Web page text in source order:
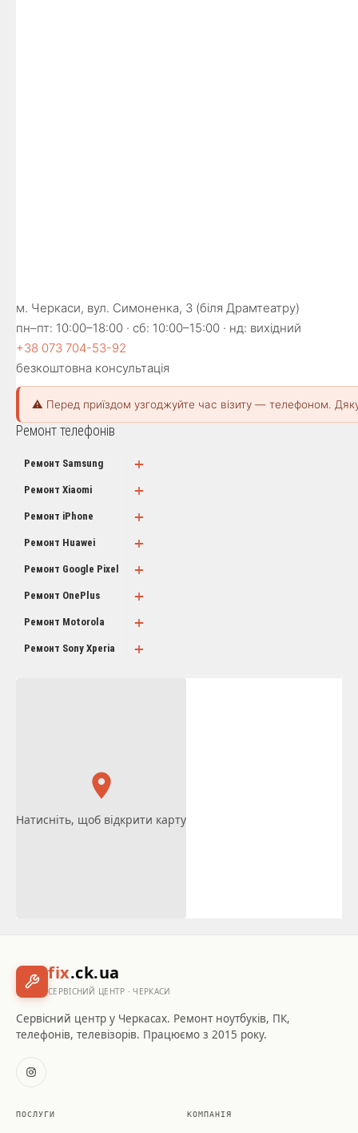
м. Черкаси, вул. Симоненка, 3 (біля Драмтеатру)
пн–пт: 10:00–18:00 · сб: 10:00–15:00 · нд: вихідний
+38 073 704-53-92
безкоштовна консультація
⚠️ Перед приїздом узгоджуйте час візиту — телефоном.
Ремонт телефонів
Ремонт Samsung +
Ремонт Xiaomi +
Ремонт iPhone +
Ремонт Huawei +
Ремонт Google Pixel +
Ремонт OnePlus +
Ремонт Motorola +
Ремонт Sony Xperia +
Натисніть, щоб відкрити карту
fix.ck.ua
СЕРВІСНИЙ ЦЕНТР · ЧЕРКАСИ
Сервісний центр у Черкасах. Ремонт ноутбуків, ПК,
телефонів, телевізорів. Працюємо з 2015 року.
ПОСЛУГИ КОМПАНІЯ